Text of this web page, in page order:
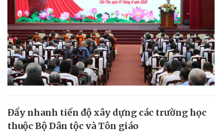
Đẩy nhanh tiến độ xây dựng các trường học
thuộc Bộ Dân tộc và Tôn giáo